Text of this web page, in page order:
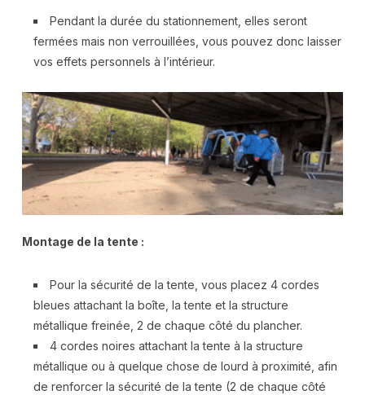
Pendant la durée du stationnement, elles seront
fermées mais non verrouillées, vous pouvez donc laisser
vos effets personnels à l’intérieur.
Montage de la tente :
Pour la sécurité de la tente, vous placez 4 cordes
bleues attachant la boîte, la tente et la structure
métallique freinée, 2 de chaque côté du plancher.
4 cordes noires attachant la tente à la structure
métallique ou à quelque chose de lourd à proximité, afin
de renforcer la sécurité de la tente (2 de chaque côté